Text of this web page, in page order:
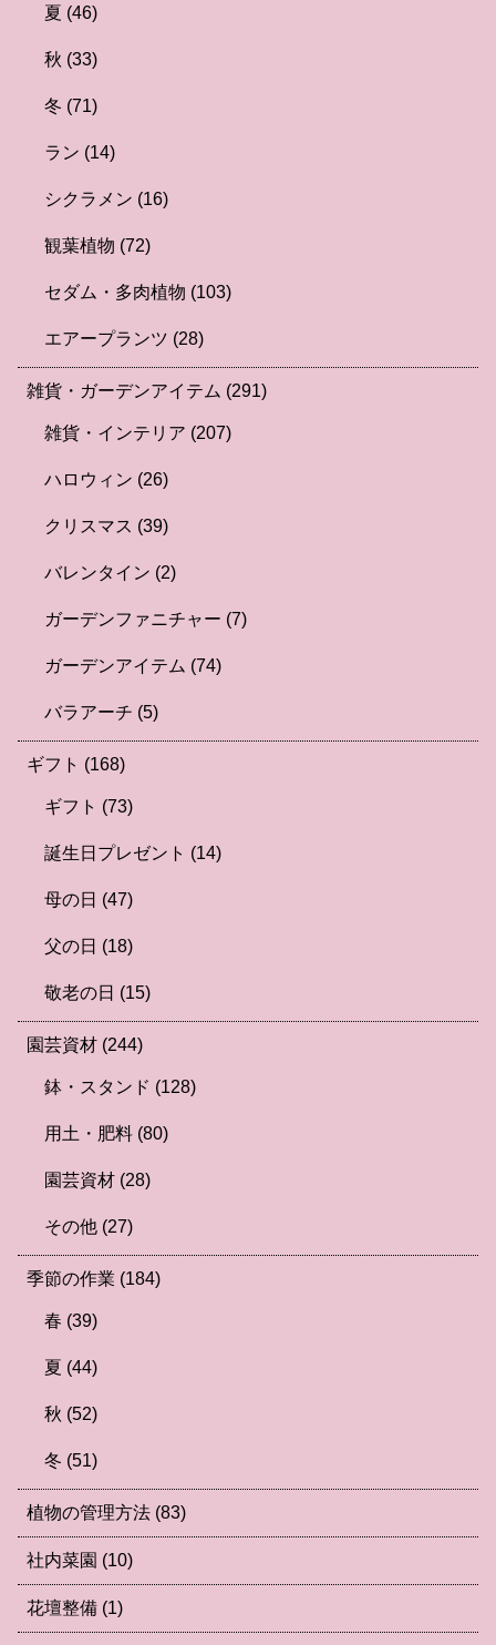
夏 (46)
秋 (33)
冬 (71)
ラン (14)
シクラメン (16)
観葉植物 (72)
セダム・多肉植物 (103)
エアープランツ (28)
雑貨・ガーデンアイテム (291)
雑貨・インテリア (207)
ハロウィン (26)
クリスマス (39)
バレンタイン (2)
ガーデンファニチャー (7)
ガーデンアイテム (74)
バラアーチ (5)
ギフト (168)
ギフト (73)
誕生日プレゼント (14)
母の日 (47)
父の日 (18)
敬老の日 (15)
園芸資材 (244)
鉢・スタンド (128)
用土・肥料 (80)
園芸資材 (28)
その他 (27)
季節の作業 (184)
春 (39)
夏 (44)
秋 (52)
冬 (51)
植物の管理方法 (83)
社内菜園 (10)
花壇整備 (1)